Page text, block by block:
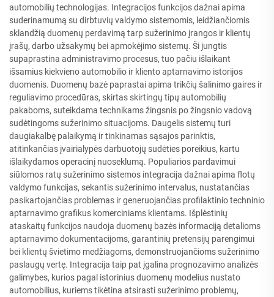
automobilių technologijas. Integracijos funkcijos dažnai apima
suderinamumą su dirbtuvių valdymo sistemomis, leidžiančiomis
sklandžią duomenų perdavimą tarp sužerinimo įrangos ir klientų
įrašų, darbo užsakymų bei apmokėjimo sistemų. Ši jungtis
supaprastina administravimo procesus, tuo pačiu išlaikant
išsamius kiekvieno automobilio ir kliento aptarnavimo istorijos
duomenis. Duomenų bazė paprastai apima trikčių šalinimo gaires ir
reguliavimo procedūras, skirtas skirtingų tipų automobilių
pakaboms, suteikdama technikams žingsnis po žingsnio vadovą
sudėtingoms sužerinimo situacijoms. Daugelis sistemų turi
daugiakalbę palaikymą ir tinkinamas sąsajos parinktis,
atitinkančias įvairialypės darbuotojų sudėties poreikius, kartu
išlaikydamos operacinį nuoseklumą. Populiarios pardavimui
siūlomos ratų sužerinimo sistemos integracija dažnai apima flotų
valdymo funkcijas, sekantis sužerinimo intervalus, nustatančias
pasikartojančias problemas ir generuojančias profilaktinio techninio
aptarnavimo grafikus komerciniams klientams. Išplėstinių
ataskaitų funkcijos naudoja duomenų bazės informaciją detalioms
aptarnavimo dokumentacijoms, garantinių pretensijų parengimui
bei klientų švietimo medžiagoms, demonstruojančioms sužerinimo
paslaugų vertę. Integracija taip pat įgalina prognozavimo analizės
galimybes, kurios pagal istorinius duomenų modelius nustato
automobilius, kuriems tikėtina atsirasti sužerinimo problemų,